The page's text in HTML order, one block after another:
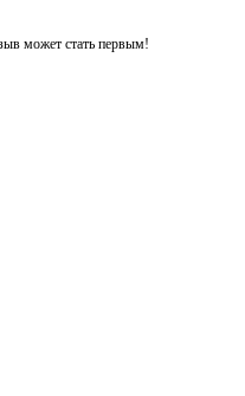
может стать первым!